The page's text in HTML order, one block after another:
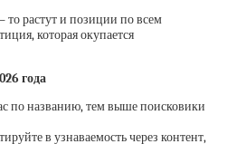
то растут и позиции по всем
которая окупается
года
по названию, тем выше поисковики
в узнаваемость через контент,